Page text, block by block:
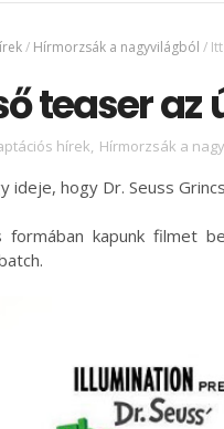
/ Hírmorzsák a nagyvilágból /
teaser az
hírek, Hírmorzsák a
ideje, hogy Dr. Seuss
formában kapunk filmet